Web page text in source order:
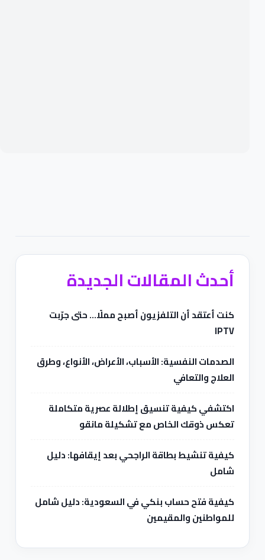
أحدث المقالات الجديدة
كنت أعتقد أن التلفزيون أصبح مملًا… حتى جرّبت
IPTV
الصدمات النفسية: الأسباب، الأعراض، الأنواع، وطرق
العلاج والتعافي
اكتشفي كيفية تنسيق إطلالة عصرية متكاملة
تعكس ذوقك الخاص مع تشكيلة مانقو
كيفية تنشيط بطاقة الراجحي بعد إيقافها: دليل
شامل
كيفية فتح حساب بنكي في السعودية: دليل شامل
للمواطنين والمقيمين